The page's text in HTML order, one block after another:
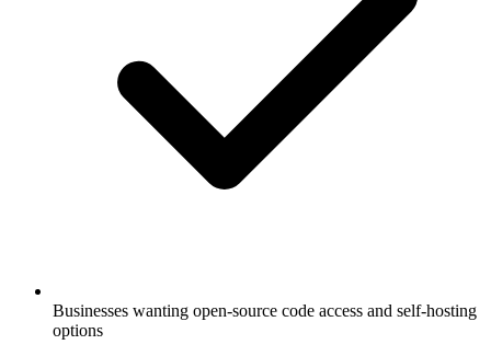
Businesses wanting open-source code access and self-hosting
options